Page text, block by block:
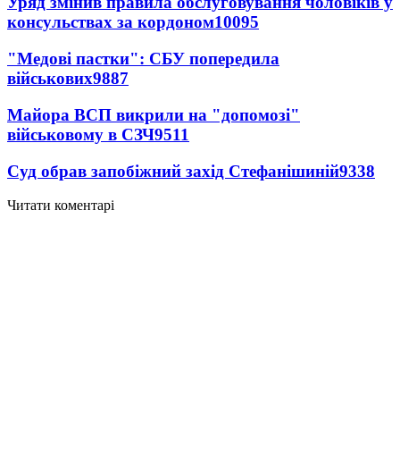
консульствах за кордоном10095
"Медові пастки": СБУ попередила
військових9887
Майора ВСП викрили на "допомозі"
військовому в СЗЧ9511
Суд обрав запобіжний захід Стефанішиній9338
Читати коментарі